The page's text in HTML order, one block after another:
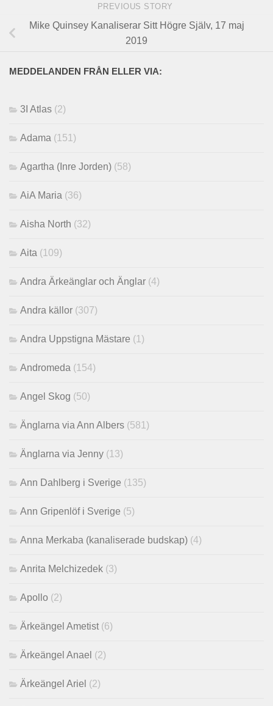
PREVIOUS STORY
Mike Quinsey Kanaliserar Sitt Högre Själv, 17 maj
2019
MEDDELANDEN FRÅN ELLER VIA:
3I Atlas (2)
Adama (151)
Agartha (Inre Jorden) (58)
AiA Maria (36)
Aisha North (32)
Aita (109)
Andra Ärkeänglar och Änglar (4)
Andra källor (307)
Andra Uppstigna Mästare (1)
Andromeda (154)
Angel Skog (50)
Änglarna via Ann Albers (581)
Änglarna via Jenny (13)
Ann Dahlberg i Sverige (135)
Ann Gripenlöf i Sverige (5)
Anna Merkaba (kanaliserade budskap) (4)
Anrita Melchizedek (3)
Apollo (2)
Ärkeängel Ametist (6)
Ärkeängel Anael (2)
Ärkeängel Ariel (2)